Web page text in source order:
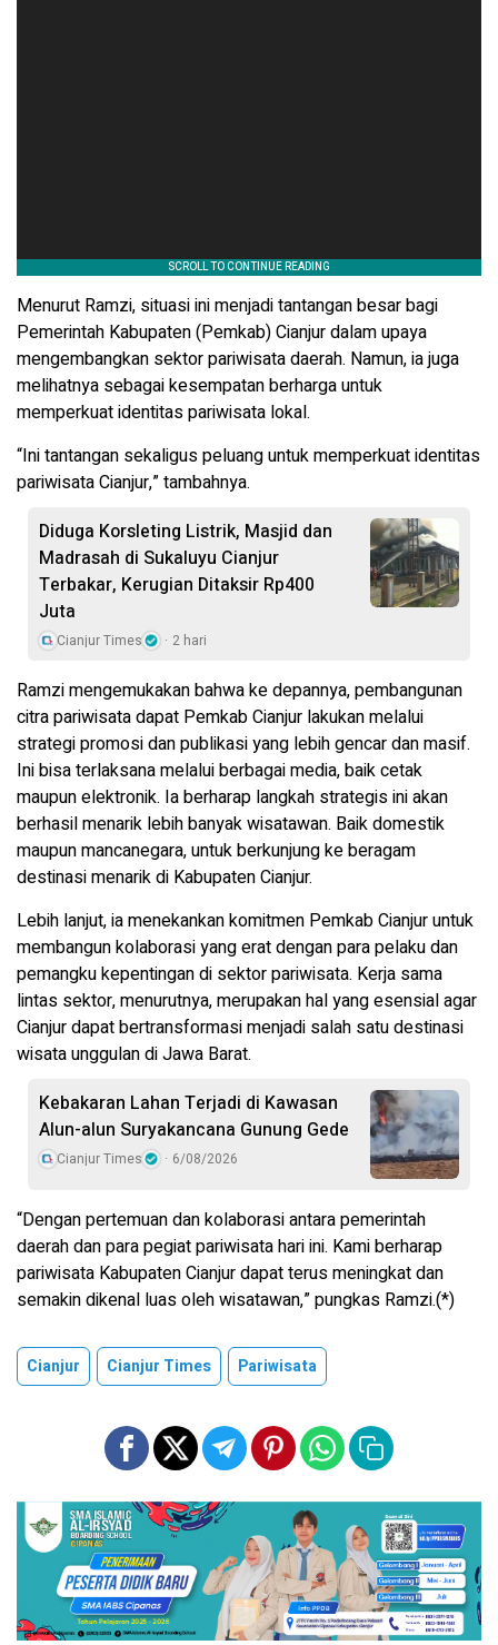
Menurut Ramzi, situasi ini menjadi tantangan besar bagi
Pemerintah Kabupaten (Pemkab) Cianjur dalam upaya
mengembangkan sektor pariwisata daerah. Namun, ia juga
melihatnya sebagai kesempatan berharga untuk
memperkuat identitas pariwisata lokal.
“Ini tantangan sekaligus peluang untuk memperkuat identitas
pariwisata Cianjur,” tambahnya.
Diduga Korsleting Listrik, Masjid dan
Madrasah di Sukaluyu Cianjur
Terbakar, Kerugian Ditaksir Rp400
Juta
Cianjur Times 2 hari
Ramzi mengemukakan bahwa ke depannya, pembangunan
citra pariwisata dapat Pemkab Cianjur lakukan melalui
strategi promosi dan publikasi yang lebih gencar dan masif.
Ini bisa terlaksana melalui berbagai media, baik cetak
maupun elektronik. Ia berharap langkah strategis ini akan
berhasil menarik lebih banyak wisatawan. Baik domestik
maupun mancanegara, untuk berkunjung ke beragam
destinasi menarik di Kabupaten Cianjur.
Lebih lanjut, ia menekankan komitmen Pemkab Cianjur untuk
membangun kolaborasi yang erat dengan para pelaku dan
pemangku kepentingan di sektor pariwisata. Kerja sama
lintas sektor, menurutnya, merupakan hal yang esensial agar
Cianjur dapat bertransformasi menjadi salah satu destinasi
wisata unggulan di Jawa Barat.
Kebakaran Lahan Terjadi di Kawasan
Alun-alun Suryakancana Gunung Gede
Cianjur Times 6/08/2026
“Dengan pertemuan dan kolaborasi antara pemerintah
daerah dan para pegiat pariwisata hari ini. Kami berharap
pariwisata Kabupaten Cianjur dapat terus meningkat dan
semakin dikenal luas oleh wisatawan,” pungkas Ramzi.(*)
Cianjur Cianjur Times Pariwisata